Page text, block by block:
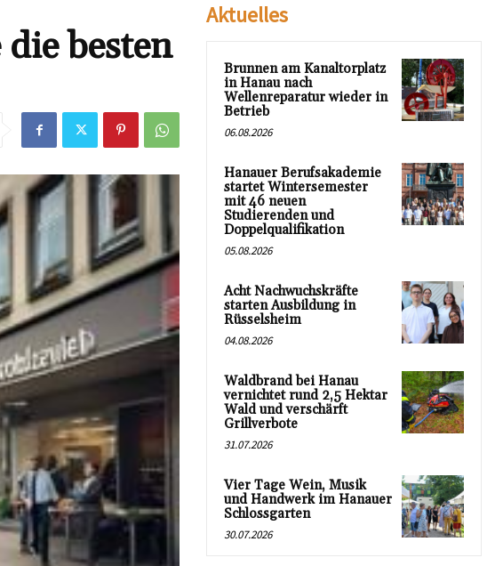
besten
Aktuelles
Brunnen am Kanaltorplatz
in Hanau nach
Wellenreparatur wieder in
Betrieb
06.08.2026
Hanauer Berufsakademie
startet Wintersemester
mit 46 neuen
Studierenden und
Doppelqualifikation
05.08.2026
Acht Nachwuchskräfte
starten Ausbildung in
Rüsselsheim
04.08.2026
Waldbrand bei Hanau
vernichtet rund 2,5 Hektar
Wald und verschärft
Grillverbote
31.07.2026
Vier Tage Wein, Musik
und Handwerk im Hanauer
Schlossgarten
30.07.2026